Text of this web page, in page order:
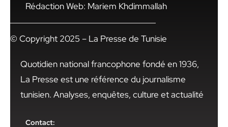
Rédaction Web: Mariem Khdimmallah
© Copyright 2025 – La Presse de Tunisie
Quotidien national francophone fondé en 1936,
La Presse est une référence du journalisme
tunisien. Analyses, enquêtes, culture et actualité
Contact: